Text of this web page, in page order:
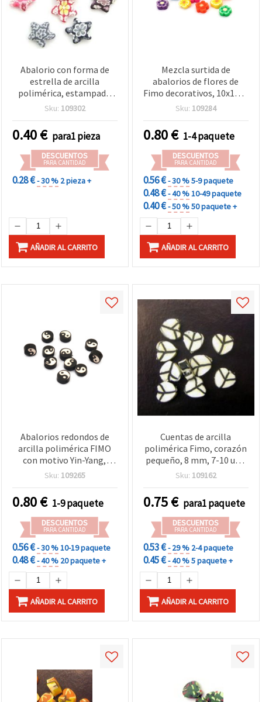
Abalorio con forma de
estrella de arcilla
polimérica, estampado
multicolor surtido, 28
Sku: 109302
0.40€ para1 pieza
DESCUENTOS
PARA CANTIDAD
0.28 €- 30 % 2 pieza +
AÑADIR AL CARRITO
Mezcla surtida de
abalorios de flores de
Fimo decorativos, 10x10x4
mm, agujero 2 mm –
accesorios y
manualidades DIY – pack
de 20 uds
Sku: 109284
0.80€ 1-4 paquete
DESCUENTOS
PARA CANTIDAD
0.56 €- 30 %5-9 paquete
0.48 €- 40 %10-49 paquete
0.40 €- 50 %50 paquete +
AÑADIR AL CARRITO
Abalorios redondos de
arcilla polimérica FIMO
con motivo Yin-Yang,
blanco y negro, 9x4 mm,
Sku: 109265
0.80€ 1-9 paquete
DESCUENTOS
PARA CANTIDAD
0.56 €- 30 %10-19 paquete
0.48 €- 40 % 20 paquete +
AÑADIR AL CARRITO
Cuentas de arcilla
polimérica Fimo, corazón
pequeño, 8 mm, 7-10 uds,
surtido
Sku: 109162
0.75€ para1 paquete
DESCUENTOS
PARA CANTIDAD
0.53 €- 29 % 2-4 paquete
0.45 €- 40 %5 paquete +
AÑADIR AL CARRITO